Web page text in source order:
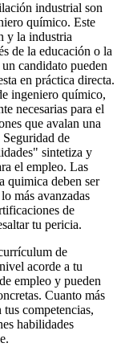
industrial son
químico. Este
y la industria
de la educación o la
candidato pueden
en práctica directa.
ingeniero químico,
necesarias para el
que avalan una
de
sintetiza y
el empleo. Las
quimica deben ser
más avanzadas
de
tu pericia.
de
acorde a tu
empleo y pueden
Cuanto más
competencias,
habilidades